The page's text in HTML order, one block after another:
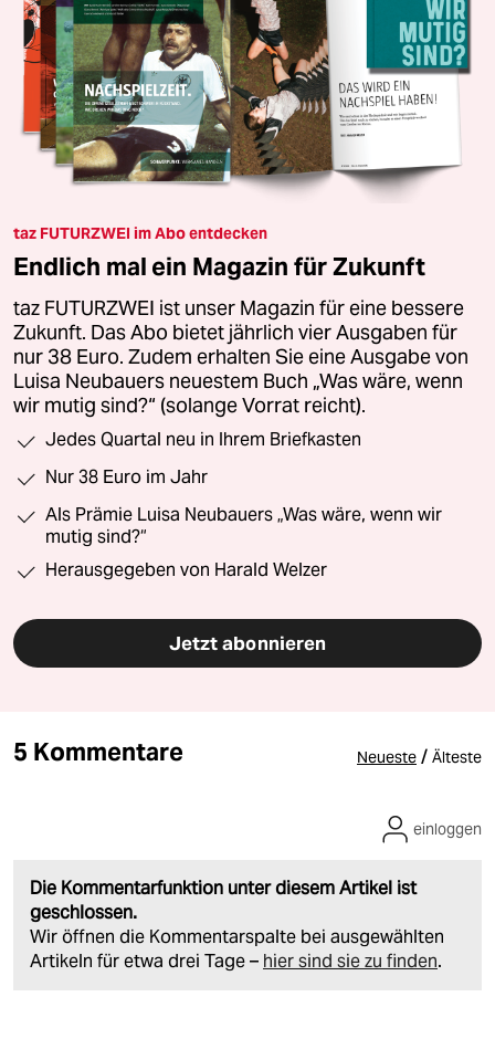
taz FUTURZWEI im Abo entdecken
Endlich mal ein Magazin für Zukunft
taz FUTURZWEI ist unser Magazin für eine bessere
Zukunft. Das Abo bietet jährlich vier Ausgaben für
nur 38 Euro. Zudem erhalten Sie eine Ausgabe von
Luisa Neubauers neuestem Buch „Was wäre, wenn
wir mutig sind?“ (solange Vorrat reicht).
Jedes Quartal neu in Ihrem Briefkasten
Nur 38 Euro im Jahr
Als Prämie Luisa Neubauers „Was wäre, wenn wir
mutig sind?“
Herausgegeben von Harald Welzer
Jetzt abonnieren
5 Kommentare Neueste / Älteste
Die Kommentarfunktion unter diesem Artikel ist
geschlossen.
Wir öffnen die Kommentarspalte bei ausgewählten
Artikeln für etwa drei Tage – hier sind sie zu finden.
einloggen